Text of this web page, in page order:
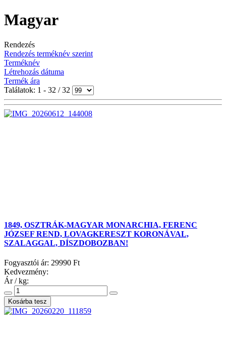
Magyar
Rendezés
Rendezés terméknév szerint
Terméknév
Létrehozás dátuma
Termék ára
Találatok: 1 - 32 / 32
1849, OSZTRÁK-MAGYAR MONARCHIA, FERENC
JÓZSEF REND, LOVAGKERESZT KORONÁVAL,
SZALAGGAL, DÍSZDOBOZBAN!
Fogyasztói ár: 29990 Ft
Kedvezmény:
Ár / kg: